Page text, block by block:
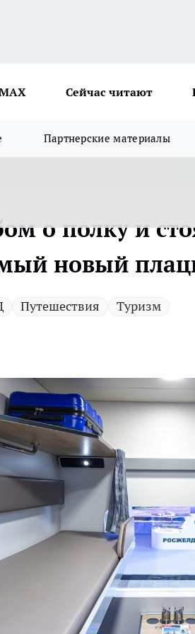
Сейчас читают
Партнерские материалы
о полку и
новый
Путешествия Туризм